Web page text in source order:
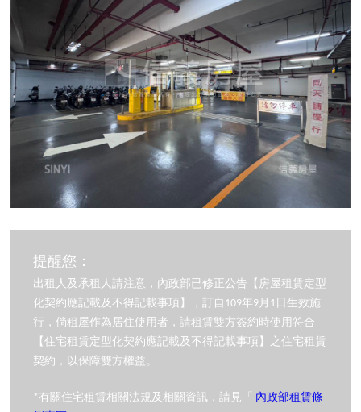
提醒您：
出租人及承租人請注意，內政部已修正公告【房屋租賃定型
化契約應記載及不得記載事項】，訂自109年9月1日生效施
行，倘租屋作為居住使用者，請租賃雙方簽約時使用符合
【住宅租賃定型化契約應記載及不得記載事項】之住宅租賃
契約，以保障雙方權益。
*有關住宅租賃相關法規及相關資訊，請見「 內政部租賃條